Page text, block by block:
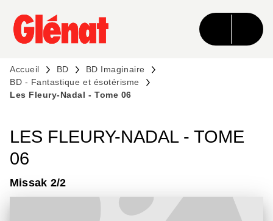
MENU RECHERCHE CONTENU
PIED DE PAGE
Accueil BD
BD Imaginaire
BD - Fantastique et ésotérisme
Les Fleury-Nadal - Tome 06
LES FLEURY-NADAL - TOME
06
Missak 2/2